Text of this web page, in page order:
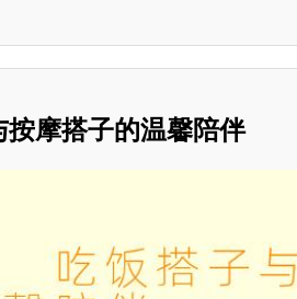
摩搭子的温馨陪伴